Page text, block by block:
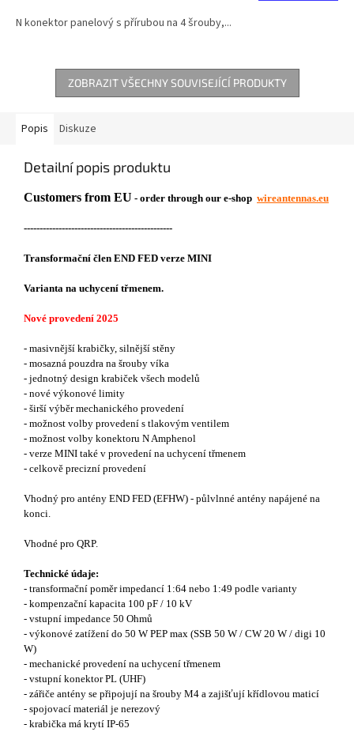
N konektor panelový s přírubou na 4 šrouby,...
ZOBRAZIT VŠECHNY SOUVISEJÍCÍ PRODUKTY
Popis Diskuze
Detailní popis produktu
Customers from EU - order through our e-shop wireantennas.eu
-----------------------------------------------
Transformační člen END FED verze MINI
Varianta na uchycení třmenem.
Nové provedení 2025
- masivnější krabičky, silnější stěny
- mosazná pouzdra na šrouby víka
- jednotný design krabiček všech modelů
- nové výkonové limity
- širší výběr mechanického provedení
- možnost volby provedení s tlakovým ventilem
- možnost volby konektoru N Amphenol
- verze MINI také v provedení na uchycení třmenem
- celkově precizní provedení
Vhodný pro antény END FED (EFHW) - půlvlnné antény napájené na
konci.
Vhodné pro QRP.
Technické údaje:
- transformační poměr impedancí 1:64 nebo 1:49 podle varianty
- kompenzační kapacita 100 pF / 10 kV
- vstupní impedance 50 Ohmů
- výkonové zatížení do 50 W PEP max (SSB 50 W / CW 20 W / digi 10
W)
- mechanické provedení na uchycení třmenem
- vstupní konektor PL (UHF)
- zářiče antény se připojují na šrouby M4 a zajišťují křídlovou maticí
- spojovací materiál je nerezový
- krabička má krytí IP-65